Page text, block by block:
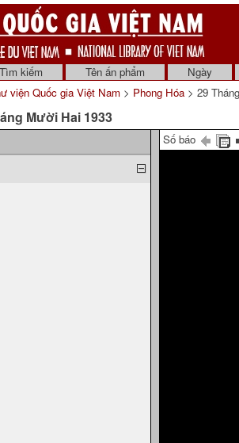
Tìm kiếm Tên ấn phẩm
Ngày
viện Quốc gia Việt Nam > Phong Hóa> 29
Mười Hai 1933
Số báo